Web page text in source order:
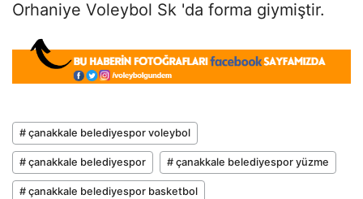
Orhaniye Voleybol Sk 'da forma giymiştir.
# çanakkale belediyespor voleybol
# çanakkale belediyespor # çanakkale belediyespor yüzme
# çanakkale belediyespor basketbol